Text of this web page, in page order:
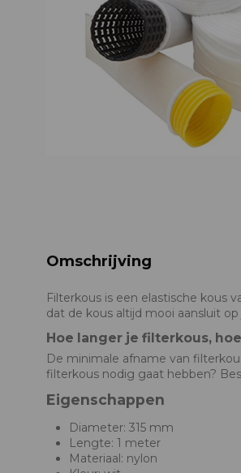
Omschrijving
Filterkous is een elastische kous
dat de kous altijd mooi aansluit
Hoe langer je filterkous,
De minimale afname van
filterkous nodig gaat hebben?
Eigenschappen
Diameter: 315 mm
Lengte: 1 meter
Materiaal: nylon